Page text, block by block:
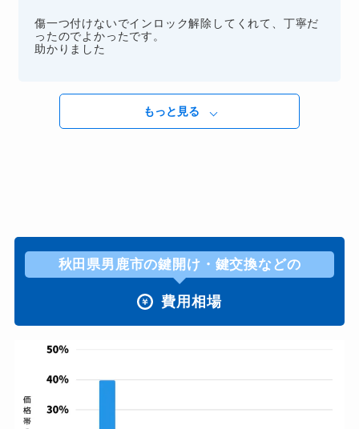
傷一つ付けないでインロック解除してくれて、丁寧だ
ったのでよかったです。
助かりました
もっと見る
秋田県男鹿市の鍵開け・鍵交換などの
費用相場